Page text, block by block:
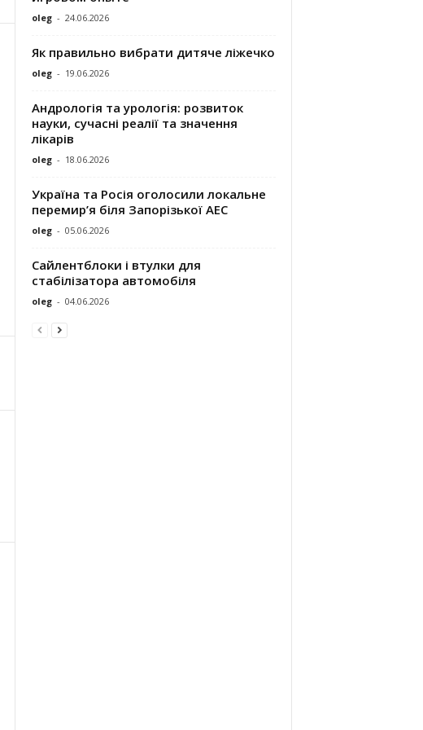
oleg - 24.06.2026
Як правильно вибрати дитяче ліжечко
oleg - 19.06.2026
Андрологія та урологія: розвиток
науки, сучасні реалії та значення
лікарів
oleg - 18.06.2026
Україна та Росія оголосили локальне
перемир’я біля Запорізької АЕС
oleg - 05.06.2026
Сайлентблоки і втулки для
стабілізатора автомобіля
oleg - 04.06.2026